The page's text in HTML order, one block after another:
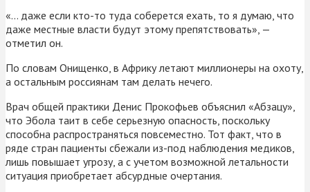
«… даже если кто-то туда соберется ехать, то я думаю, что
даже местные власти будут этому препятствовать», —
отметил он.
По словам Онищенко, в Африку летают миллионеры на охоту,
а остальным россиянам там делать нечего.
Врач общей практики Денис Прокофьев объяснил «Абзацу»,
что Эбола таит в себе серьезную опасность, поскольку
способна распространяться повсеместно. Тот факт, что в
ряде стран пациенты сбежали из-под наблюдения медиков,
лишь повышает угрозу, а с учетом возможной летальности
ситуация приобретает абсурдные очертания.